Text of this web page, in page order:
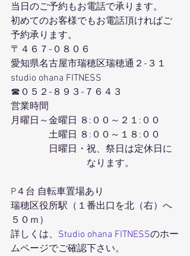
当日のご予約もお電話で承ります。
初めてのお客様でもお電話頂ければご
予約承ります。
〒４６７-０８０６
愛知県名古屋市瑞穂区瑞穂通２-３１
studio ohana FITNESS
☎０５２-８９３-７６４３
営業時間
月曜日～金曜日 ８:００～２１:００
土曜日 ８:００～１８:００
日曜日・祝、祭日は定休日に
なります。
P４台 自転車置場あり
瑞穂区役所駅（１番出口を北（右）へ
５０ｍ）
詳しくは、 Studio ohana FITNESSのホー
ムページでご確認下さい。